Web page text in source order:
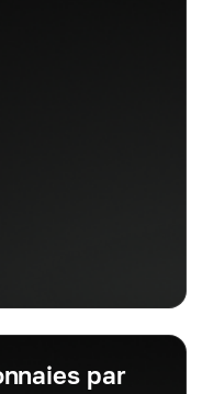
par